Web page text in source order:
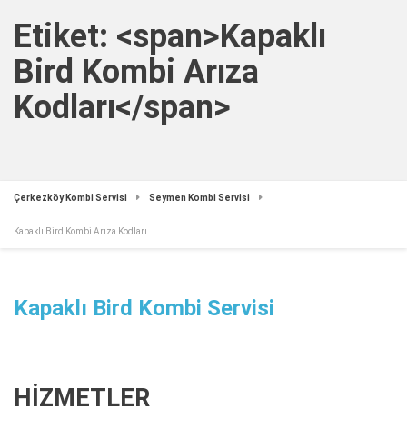
Etiket: <span>Kapaklı
Bird Kombi Arıza
Kodları</span>
Çerkezköy Kombi Servisi Seymen Kombi Servisi
Kapaklı Bird Kombi Arıza Kodları
Kapaklı Bird Kombi Servisi
HİZMETLER